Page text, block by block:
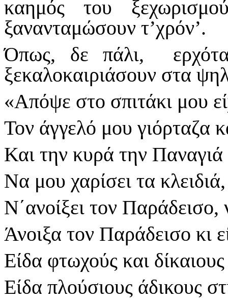
καημός του
ξανανταμώσουν τ’χρόν’.
Όπως, δε πάλι,
ξεκαλοκαιριάσουν στα
«Απόψε στο σπιτάκι μου
Τον άγγελό μου γιόρταζα
Και την κυρά την
Να μου χαρίσει τα
Ν΄ανοίξει τον
Άνοιξα τον Παράδεισο κι
Είδα φτωχούς και
Είδα πλούσιους άδικους